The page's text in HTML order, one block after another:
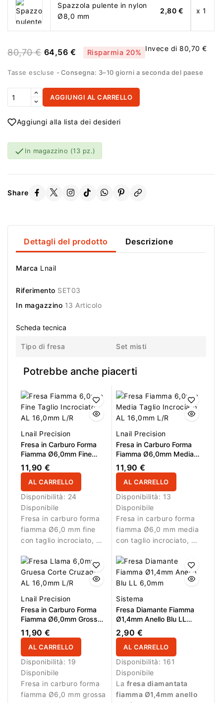
Spazzola pulente in nylon
Ø8,0 mm
2,80 € x 1
80,70 € 64,56 € Risparmia 20% Invece di 80,70 €
Tasse escluse Consegna: 3–10 giorni a seconda del paese
AGGIUNGI AL CARRELLO
Aggiungi alla lista dei desideri
 In magazzino (13 pz.)
Share
Dettagli del prodotto Descrizione
Marca Lnail
Riferimento SET03
In magazzino 13 Articolo
Scheda tecnica
Tipo di fresa Set misti
Potrebbe anche piacerti
Lnail Precision
Fresa in Carburo Forma
Fiamma Ø6,0mm Fine
Taglio Incrociato LL
16,0mm L/R
11,90 €
AL CARRELLO
Disponibilità: 24
Disponibile
Fresa in carburo forma
fiamma Ø6,0 mm fine
con taglio incrociato, AL
per rifinitura precisa
nella zona cuticola e
riduzione controllata del
materiale.
Lnail Precision
Fresa in Carburo Forma
Fiamma Ø6,0mm Media
Taglio Incrociato LL
16,0mm L/R
11,90 €
AL CARRELLO
Disponibilità: 13
Disponibile
Fresa in carburo forma
fiamma Ø6,0 mm media
con taglio incrociato, AL
per rifinitura e riduzione
controllata del
materiale.
Lnail Precision
Fresa in Carburo Forma
Fiamma Ø6,0mm Grossa
Taglio Incrociato LL
16,0mm L/R
11,90 €
AL CARRELLO
Disponibilità: 19
Disponibile
Fresa in carburo forma
fiamma Ø6,0 mm grossa
Sistema
Fresa Diamante Fiamma
Ø1,4mm Anello Blu LL
6,0mm
2,90 €
AL CARRELLO
Disponibilità: 161
Disponibile
La fresa diamantata
fiamma Ø1,4mm anello